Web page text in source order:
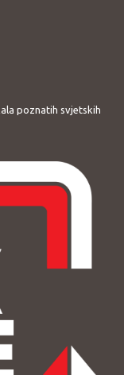
poznatih svjetskih